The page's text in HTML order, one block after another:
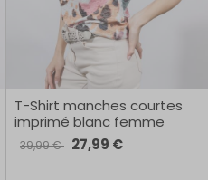
T-Shirt manches courtes
imprimé blanc femme
39,99 € 27,99 €